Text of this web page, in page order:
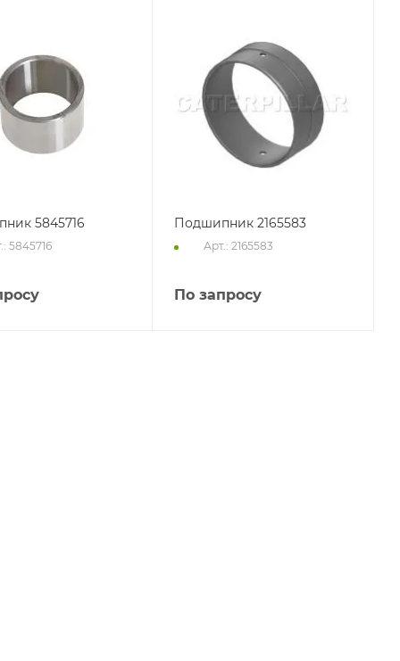
5845716
5845716
Подшипник 2165583
Арт.: 2165583
По запросу